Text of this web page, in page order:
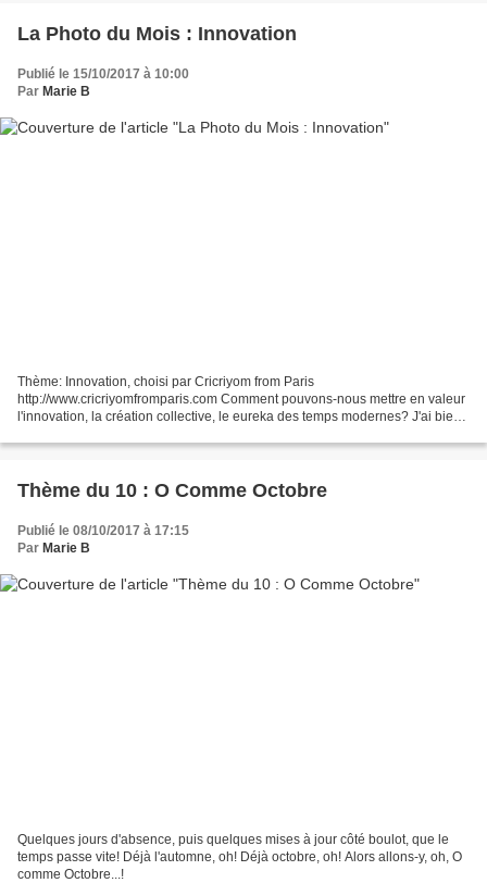
La Photo du Mois : Innovation
Publié le 15/10/2017 à 10:00
Par Marie B
Thème: Innovation, choisi par Cricriyom from Paris
http://www.cricriyomfromparis.com Comment pouvons-nous mettre en valeur
l'innovation, la création collective, le eureka des temps modernes? J'ai bien
Thème du 10 : O Comme Octobre
Publié le 08/10/2017 à 17:15
Par Marie B
Quelques jours d'absence, puis quelques mises à jour côté boulot, que le
temps passe vite! Déjà l'automne, oh! Déjà octobre, oh! Alors allons-y, oh, O
comme Octobre...!